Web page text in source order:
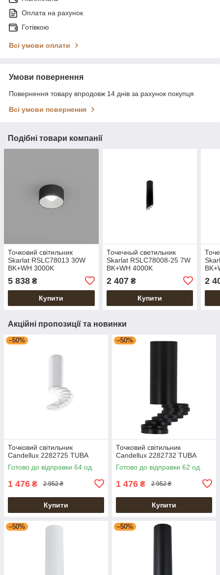
Оплата на рахунок
Готівкою
Всі умови оплати
Умови повернення
Повернення товару впродовж 14 днів за рахунок покупця
Всі умови повернення
Подібні товари компанії
Точковий світильник
Skarlat RSLC78013 30W
BK+WH 3000K
5 838 ₴
Купити
Точечный светильник
Skarlat RSLC78008-25 7W
BK+WH 4000K
2 407₴
Купити
2
Акційні пропозиції та новинки
–50%
Точковий світильник
Candellux 2282725 TUBA
Готово до відправки 64 од.
1 476 ₴ 2 952 ₴
Купити
–50%
Точковий світильник
Candellux 2282732 TUBA
Готово до відправки 62 од.
1 476 ₴ 2 952 ₴
Купити
–50% –50%